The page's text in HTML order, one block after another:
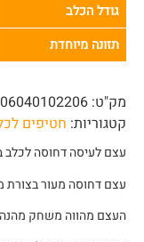
גודל הכלב
תזונה מיוחדת
מק"ט:
קטגוריות: חטיפים
עצם לעיסה דחוסה
עצם דחוסה מעור בצורת
העצם מהווה משחק